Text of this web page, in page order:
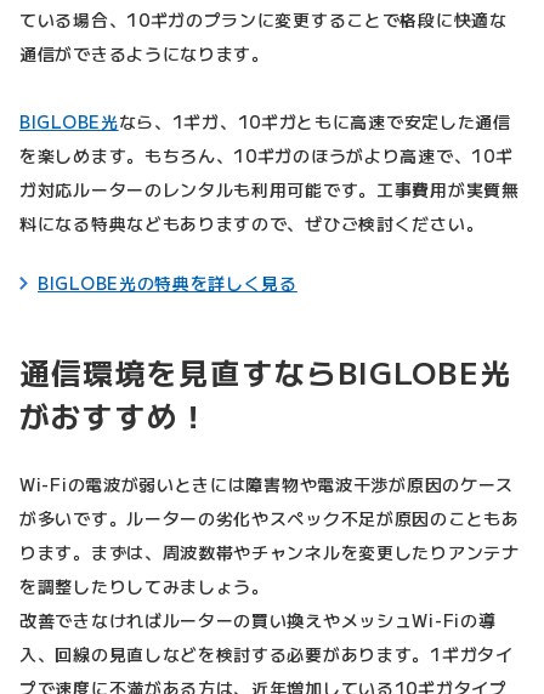
ている場合、10ギガのプランに変更することで格段に快適な
通信ができるようになります。
BIGLOBE光なら、1ギガ、10ギガともに高速で安定した通信
を楽しめます。もちろん、10ギガのほうがより高速で、10ギ
ガ対応ルーターのレンタルも利用可能です。工事費用が実質無
料になる特典などもありますので、ぜひご検討ください。
BIGLOBE光の特典を詳しく見る
通信環境を見直すならBIGLOBE光
がおすすめ！
Wi-Fiの電波が弱いときには障害物や電波干渉が原因のケース
が多いです。ルーターの劣化やスペック不足が原因のこともあ
ります。まずは、周波数帯やチャンネルを変更したりアンテナ
を調整したりしてみましょう。
改善できなければルーターの買い換えやメッシュWi-Fiの導
入、回線の見直しなどを検討する必要があります。1ギガタイ
プで速度に不満がある方は、近年増加している10ギガタイプ